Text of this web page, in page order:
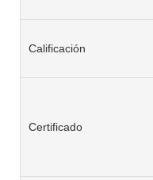
Calificación
Certificado